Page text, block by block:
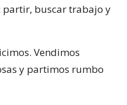
buscar trabajo y
Vendimos
y partimos rumbo